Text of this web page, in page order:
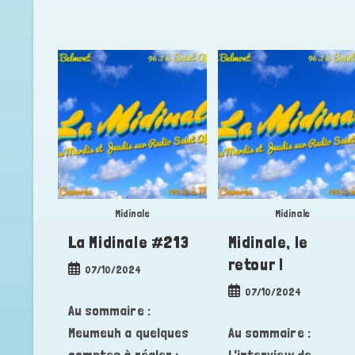
Midinale
La Midinale #213
Publication
07/10/2024
Au sommaire :
Meumeuh a quelques
Midinale
Midinale, le
retour !
Publication
07/10/2024
Au sommaire :